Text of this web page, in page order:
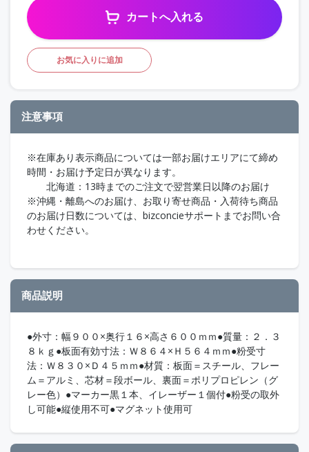
カートへ入れる
お気に入りに追加
注意事項
※在庫あり表示商品については一部お届けエリアにて締め
時間・お届け予定日が異なります。
北海道：13時までのご注文で翌営業日以降のお届け
※沖縄・離島へのお届け、お取り寄せ商品・入荷待ち商品
のお届け日数については、bizconcieサポートまでお問い合
わせください。
商品説明
●外寸：幅９００×奥行１６×高さ６００ｍｍ●質量：２．３
８ｋｇ●板面有効寸法：Ｗ８６４×Ｈ５６４ｍｍ●粉受寸
法：Ｗ８３０×Ｄ４５ｍｍ●材質：板面＝スチール、フレー
ム＝アルミ、芯材＝段ボール、裏面＝ポリプロピレン（グ
レー色）●マーカー黒１本、イレーザー１個付●粉受の取外
し可能●縦使用不可●マグネット使用可